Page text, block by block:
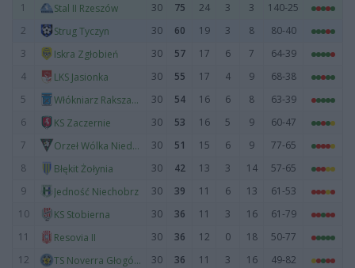
1 Stal II Rzeszów 30 75 24 3 3
140-25
2
Strug Tyczyn 30 60 19 3 8
80-40
3
Iskra Zgłobień 30 57 17 6 7
64-39
4
LKS Jasionka 30 55 17 4 9
68-38
5
Włókniarz Rakszawa 30 54 16 6 8
63-39
6
KS Zaczernie 30 53 16 5 9
60-47
7
Orzeł Wólka Niedźwiedzka 30 51 15 6 9
77-65
8
Błękit Żołynia 30 42 13 3 14
57-65
9
Jedność Niechobrz 30 39 11 6 13
61-53
10
KS Stobierna 30 36 11 3 16
61-79
11
Resovia II 30 36 12 0 18
50-77
12
TS Noverra Głogów Małopolski 30 36 11 3 16
49-82